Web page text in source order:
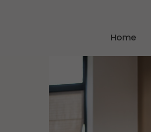
Home